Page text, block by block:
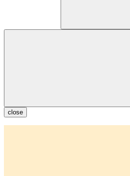
close